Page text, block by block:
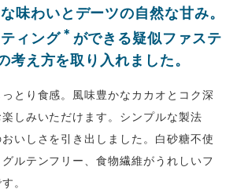
味わいとデーツの自然な甘み。
ィング＊ ができる疑似ファステ
考え方を取り入れました。
とり食感。風味豊かなカカオとコク深
しみいただけます。シンプルな製法
いしさを引き出しました。白砂糖不使
ルテンフリー、食物繊維がうれしいフ
。